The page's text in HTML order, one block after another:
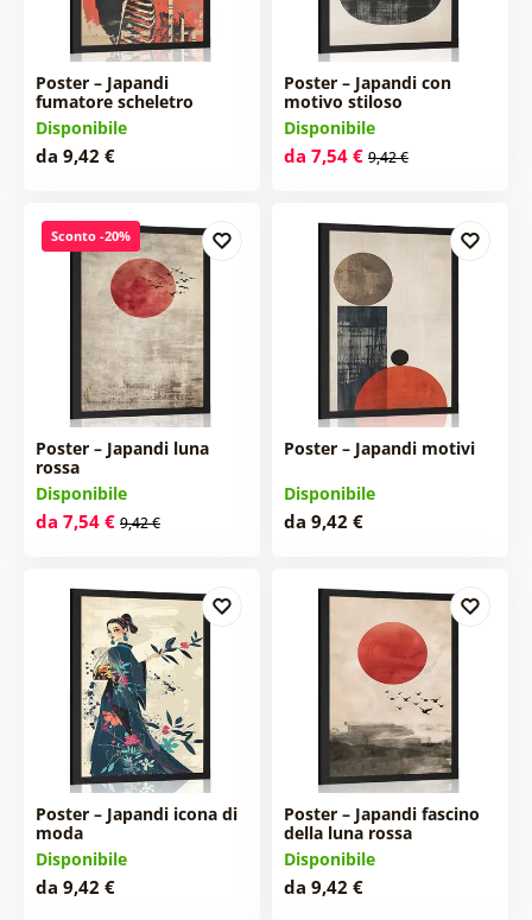
Poster – Japandi
fumatore scheletro
Disponibile
da 9,42 €
Poster – Japandi con
motivo stiloso
Disponibile
da 7,54 € 9,42 €
Sconto -20%
Poster – Japandi luna
rossa
Disponibile
da 7,54 € 9,42 €
Poster – Japandi motivi
Disponibile
da 9,42 €
Poster – Japandi icona di
moda
Disponibile
da 9,42 €
Poster – Japandi fascino
della luna rossa
Disponibile
da 9,42 €